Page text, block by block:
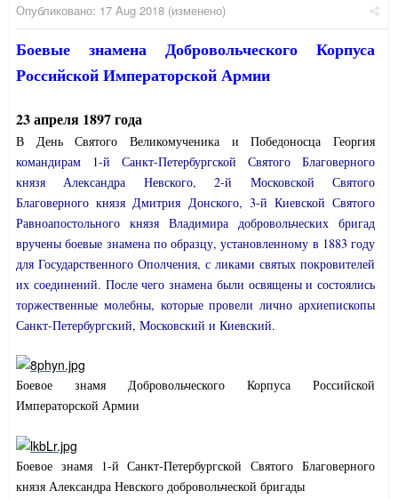
Опубликовано: 17 Aug 2018 (изменено)
Боевые знамена Добровольческого Корпуса
Российской Императорской Армии
23 апреля 1897 года
В День Святого Великомученика и Победоносца Георгия
командирам 1-й Санкт-Петербургской Святого Благоверного
князя Александра Невского, 2-й Московской Святого
Благоверного князя Дмитрия Донского, 3-й Киевской Святого
Равноапостольного князя Владимира добровольческих бригад
вручены боевые знамена по образцу, установленному в 1883 году
для Государственного Ополчения, с ликами святых покровителей
их соединений. После чего знамена были освящены и состоялись
торжественные молебны, которые провели лично архиепископы
Санкт-Петербургский, Московский и Киевский.
Боевое знамя Добровольческого Корпуса Российской
Императорской Армии
Боевое знамя 1-й Санкт-Петербургской Святого Благоверного
князя Александра Невского добровольческой бригады